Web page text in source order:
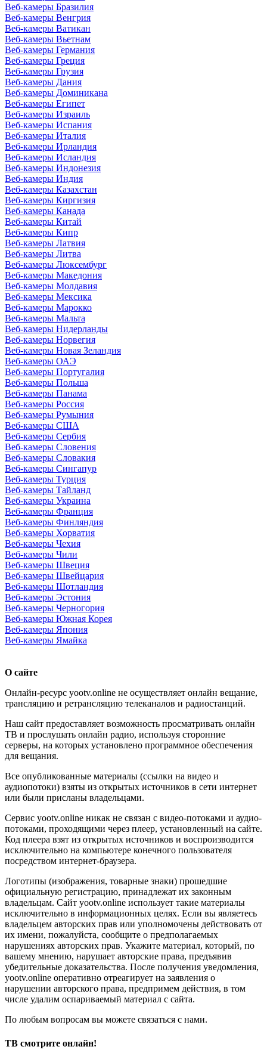
Веб-камеры Бразилия
Веб-камеры Венгрия
Веб-камеры Ватикан
Веб-камеры Вьетнам
Веб-камеры Германия
Веб-камеры Греция
Веб-камеры Грузия
Веб-камеры Дания
Веб-камеры Доминикана
Веб-камеры Египет
Веб-камеры Израиль
Веб-камеры Испания
Веб-камеры Италия
Веб-камеры Ирландия
Веб-камеры Исландия
Веб-камеры Индонезия
Веб-камеры Индия
Веб-камеры Казахстан
Веб-камеры Киргизия
Веб-камеры Канада
Веб-камеры Китай
Веб-камеры Кипр
Веб-камеры Латвия
Веб-камеры Литва
Веб-камеры Люксембург
Веб-камеры Македония
Веб-камеры Молдавия
Веб-камеры Мексика
Веб-камеры Марокко
Веб-камеры Мальта
Веб-камеры Нидерланды
Веб-камеры Норвегия
Веб-камеры Новая Зеландия
Веб-камеры ОАЭ
Веб-камеры Португалия
Веб-камеры Польша
Веб-камеры Панама
Веб-камеры Россия
Веб-камеры Румыния
Веб-камеры США
Веб-камеры Сербия
Веб-камеры Словения
Веб-камеры Словакия
Веб-камеры Сингапур
Веб-камеры Турция
Веб-камеры Тайланд
Веб-камеры Украина
Веб-камеры Франция
Веб-камеры Финляндия
Веб-камеры Хорватия
Веб-камеры Чехия
Веб-камеры Чили
Веб-камеры Швеция
Веб-камеры Швейцария
Веб-камеры Шотландия
Веб-камеры Эстония
Веб-камеры Черногория
Веб-камеры Южная Корея
Веб-камеры Япония
Веб-камеры Ямайка
О сайте
Онлайн-ресурс yootv.online не осуществляет онлайн вещание,
трансляцию и ретрансляцию телеканалов и радиостанций.
Наш сайт предоставляет возможность просматривать онлайн
ТВ и прослушать онлайн радио, используя сторонние
серверы, на которых установлено программное обеспечения
для вещания.
Все опубликованные материалы (ссылки на видео и
аудиопотоки) взяты из открытых источников в сети интернет
или были присланы владельцами.
Сервис yootv.online никак не связан с видео-потоками и аудио-
потоками, проходящими через плеер, установленный на сайте.
Код плеера взят из открытых источников и воспроизводится
исключительно на компьютере конечного пользователя
посредством интернет-браузера.
Логотипы (изображения, товарные знаки) прошедшие
официальную регистрацию, принадлежат их законным
владельцам. Сайт yootv.online использует такие материалы
исключительно в информационных целях. Если вы являетесь
владельцем авторских прав или уполномочены действовать от
их имени, пожалуйста, сообщите о предполагаемых
нарушениях авторских прав. Укажите материал, который, по
вашему мнению, нарушает авторские права, предъявив
убедительные доказательства. После получения уведомления,
yootv.online оперативно отреагирует на заявления о
нарушении авторского права, предпримем действия, в том
числе удалим оспариваемый материал с сайта.
По любым вопросам вы можете связаться с нами.
ТВ смотрите онлайн!